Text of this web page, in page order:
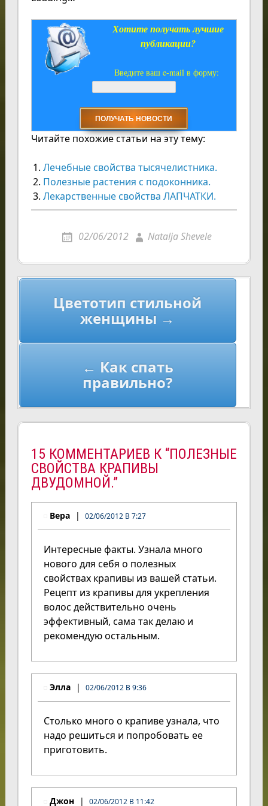
Хотите получать лучшие
публикации?
Введите ваш e-mail в форму:
Читайте похожие статьи на эту тему:
Лечебные свойства тысячелистника.
Полезные растения с подоконника.
Лекарственные свойства ЛАПЧАТКИ.
02/06/2012 Natalja Shevele
Навигация
Цветотип стильной
женщины →
← Как спать
правильно?
15 КОММЕНТАРИЕВ К “ПОЛЕЗНЫЕ
СВОЙСТВА КРАПИВЫ
ДВУДОМНОЙ.”
Вера 02/06/2012 В 7:27
Интересные факты. Узнала много
нового для себя о полезных
свойствах крапивы из вашей статьи.
Рецепт из крапивы для укрепления
волос действительно очень
эффективный, сама так делаю и
рекомендую остальным.
Элла 02/06/2012 В 9:36
Столько много о крапиве узнала, что
надо решиться и попробовать ее
приготовить.
Джон 02/06/2012 В 11:42